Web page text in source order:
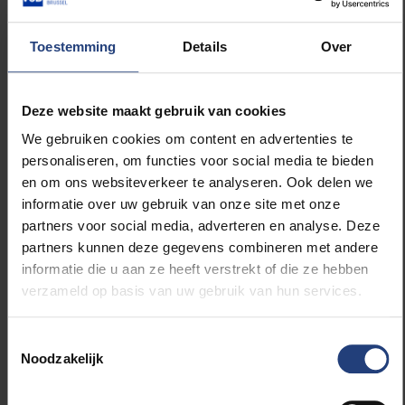
Toestemming Details Over
Deze website maakt gebruik van cookies
We gebruiken cookies om content en advertenties te
personaliseren, om functies voor social media te bieden
en om ons websiteverkeer te analyseren. Ook delen we
informatie over uw gebruik van onze site met onze
partners voor social media, adverteren en analyse. Deze
partners kunnen deze gegevens combineren met andere
informatie die u aan ze heeft verstrekt of die ze hebben
verzameld op basis van uw gebruik van hun services.
Noodzakelijk
in Genève met een technische werkgroep
over hoe we healthy ageingwereldwijd kunnen
meten en opvolgen.”
winkel. “Het probleem is dat ons
gezondheidssysteem zich bij ouderen momenteel
enkel focust op het identificeren van beperkingen”,
zegt Bautmans. “Oudere mensen die gevallen zijn,
mensen die niet meer uit de voeten kunnen… Maar
dan komen we systematisch te laat. Er is
onvoldoende aandacht voor preventie. We moeten
ingrijpen wanneer de intrinsieke levels aan het
naar een beperking. De beperkingen treden pas op
wanneer de reserves zo verminderd zijn dat de